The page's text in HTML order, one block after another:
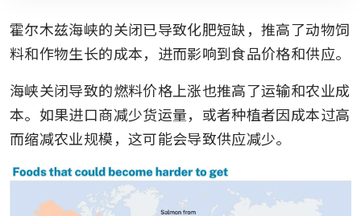
霍尔木兹海峡的关闭已导致化肥短缺，推高了动物饲
料和作物生长的成本，进而影响到食品价格和供应。
海峡关闭导致的燃料价格上涨也推高了运输和农业成
本。如果进口商减少货运量，或者种植者因成本过高
而缩减农业规模，这可能会导致供应减少。